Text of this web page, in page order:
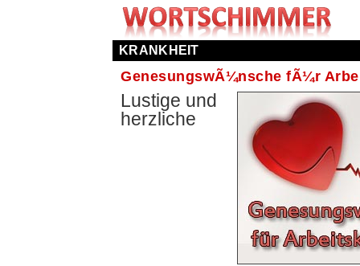
KRANKHEIT
GenesungswÃ¼nsche fÃ¼r
Lustige und
herzliche